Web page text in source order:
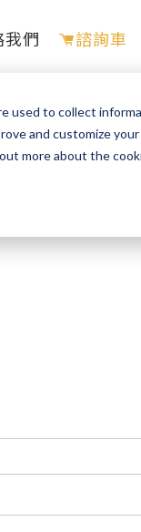
used to collect
and customize
more about the
們 諮詢車